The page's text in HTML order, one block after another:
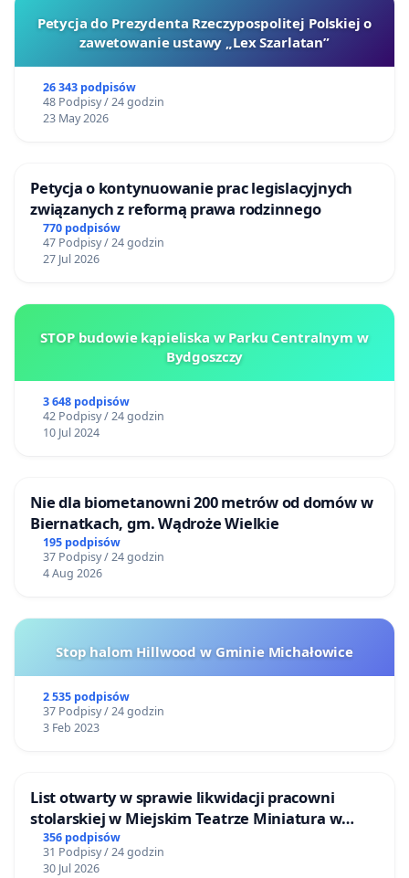
Petycja do Prezydenta Rzeczypospolitej Polskiej o
zawetowanie ustawy „Lex Szarlatan”
26 343 podpisów
48 Podpisy / 24 godzin
23 May 2026
Petycja o kontynuowanie prac legislacyjnych
związanych z reformą prawa rodzinnego
770 podpisów
47 Podpisy / 24 godzin
27 Jul 2026
STOP budowie kąpieliska w Parku Centralnym w
Bydgoszczy
3 648 podpisów
42 Podpisy / 24 godzin
10 Jul 2024
Nie dla biometanowni 200 metrów od domów w
Biernatkach, gm. Wądroże Wielkie
195 podpisów
37 Podpisy / 24 godzin
4 Aug 2026
Stop halom Hillwood w Gminie Michałowice
2 535 podpisów
37 Podpisy / 24 godzin
3 Feb 2023
List otwarty w sprawie likwidacji pracowni
stolarskiej w Miejskim Teatrze Miniatura w
Gdańsku
356 podpisów
31 Podpisy / 24 godzin
30 Jul 2026